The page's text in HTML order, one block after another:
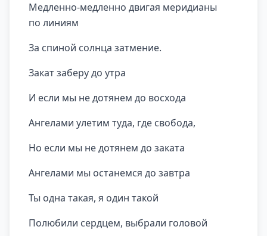
Медленно-медленно двигая меридианы
по линиям
За спиной солнца затмение.
Закат заберу до утра
И если мы не дотянем до восхода
Ангелами улетим туда, где свобода,
Но если мы не дотянем до заката
Ангелами мы останемся до завтра
Ты одна такая, я один такой
Полюбили сердцем, выбрали головой